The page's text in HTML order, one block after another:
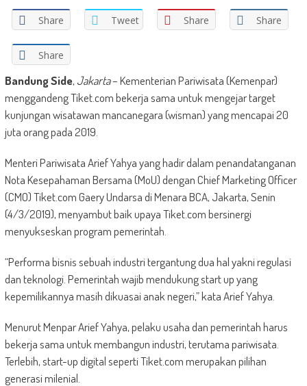
Share Tweet Share Share
Share
Bandung Side, Jakarta– Kementerian Pariwisata (Kemenpar)
menggandeng Tiket.com bekerja sama untuk mengejar target
kunjungan wisatawan mancanegara (wisman) yang mencapai 20
juta orang pada 2019.
Menteri Pariwisata Arief Yahya yang hadir dalam penandatanganan
Nota Kesepahaman Bersama (MoU) dengan Chief Marketing Officer
(CMO) Tiket.com Gaery Undarsa di Menara BCA, Jakarta, Senin
(4/3/2019), menyambut baik upaya Tiket.com bersinergi
menyukseskan program pemerintah.
“Performa bisnis sebuah industri tergantung dua hal yakni regulasi
dan teknologi. Pemerintah wajib mendukung start up yang
kepemilikannya masih dikuasai anak negeri,” kata Arief Yahya.
Menurut Menpar Arief Yahya, pelaku usaha dan pemerintah harus
bekerja sama untuk membangun industri, terutama pariwisata.
Terlebih, start-up digital seperti Tiket.com merupakan pilihan
generasi milenial.